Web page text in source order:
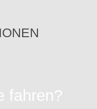
fahren?